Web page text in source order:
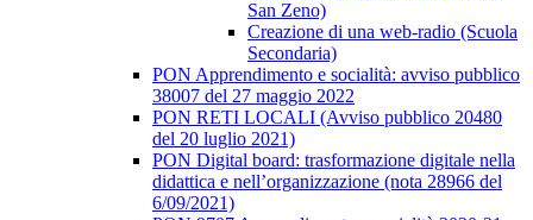
San Zeno)
Creazione di una web-radio (Scuola
Secondaria)
PON Apprendimento e socialità: avviso pubblico
38007 del 27 maggio 2022
PON RETI LOCALI (Avviso pubblico 20480
del 20 luglio 2021)
PON Digital board: trasformazione digitale nella
didattica e nell’organizzazione (nota 28966 del
6/09/2021)